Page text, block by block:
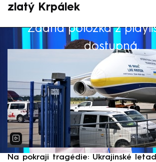
zlatý Krpálek
Žádná položka z
dostupná.
Výběr redakce
Na pokraji tragédie: Ukrajinské